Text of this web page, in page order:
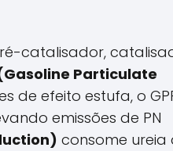
catalisador,
Particulate
de efeito estufa, o
emissões de PN
consome ureia